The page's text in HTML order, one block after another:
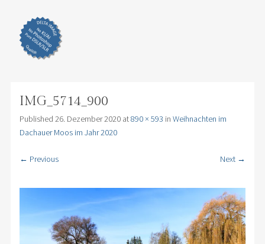
IMG_5714_900
Published 26. Dezember 2020at890 × 593 in Weihnachten im
Dachauer Moos im Jahr 2020
← Previous Next →